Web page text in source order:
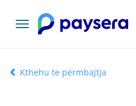
Lundrimi
toggle
Kthehu te përmbajtja